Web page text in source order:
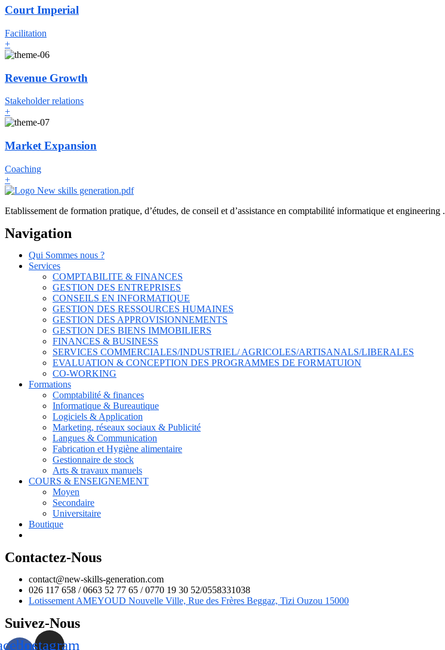
Court Imperial
Facilitation
+
Revenue Growth
Stakeholder relations
+
Market Expansion
Coaching
+
Etablissement de formation pratique, d’études, de conseil et d’assistance en comptabilité informatique et engineering .
Navigation
Qui Sommes nous ?
Services
COMPTABILITE & FINANCES
GESTION DES ENTREPRISES
CONSEILS EN INFORMATIQUE
GESTION DES RESSOURCES HUMAINES
GESTION DES APPROVISIONNEMENTS
GESTION DES BIENS IMMOBILIERS
FINANCES & BUSINESS
SERVICES COMMERCIALES/INDUSTRIEL/ AGRICOLES/ARTISANALS/LIBERALES
EVALUATION & CONCEPTION DES PROGRAMMES DE FORMATUION
CO-WORKING
Formations
Comptabilité & finances
Informatique & Bureautique
Logiciels & Application
Marketing, réseaux sociaux & Publicité
Langues & Communication
Fabrication et Hygiène alimentaire
Gestionnaire de stock
Arts & travaux manuels
COURS & ENSEIGNEMENT
Moyen
Secondaire
Universitaire
Boutique
Contactez-Nous
contact@new-skills-generation.com
026 117 658 / 0663 52 77 65 / 0770 19 30 52/0558331038
Lotissement AMEYOUD Nouvelle Ville, Rue des Frères Beggaz, Tizi Ouzou 15000
Suivez-Nous
Instagram